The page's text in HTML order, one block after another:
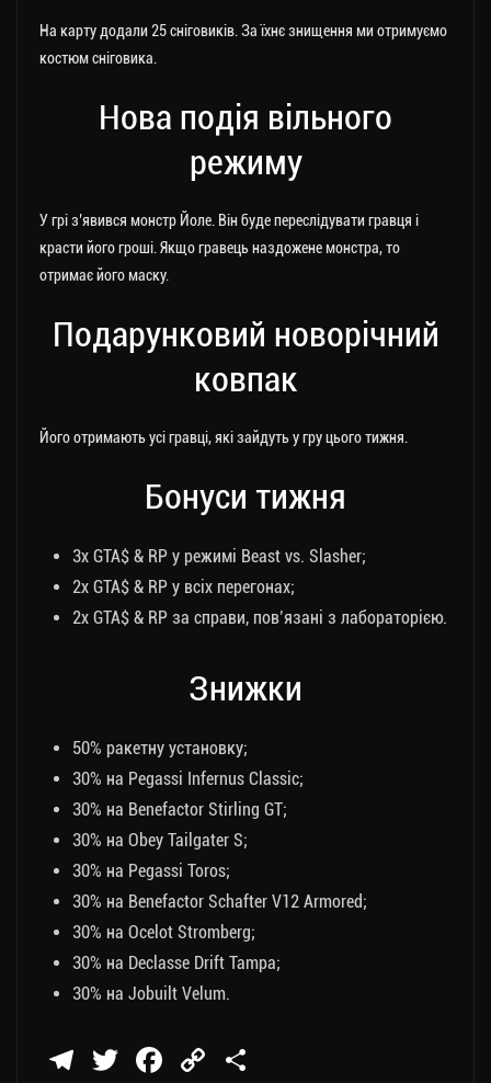
На карту додали 25 сніговиків. За їхнє знищення ми отримуємо
костюм сніговика.
Нова подія вільного
режиму
У грі з’явився монстр Йоле. Він буде переслідувати гравця і
красти його гроші. Якщо гравець наздожене монстра, то
отримає його маску.
Подарунковий новорічний
ковпак
Його отримають усі гравці, які зайдуть у гру цього тижня.
Бонуси тижня
3x GTA$ & RP у режимі Beast vs. Slasher;
2x GTA$ & RP у всіх перегонах;
2x GTA$ & RP за справи, пов’язані з лабораторією.
Знижки
50% ракетну установку;
30% на Pegassi Infernus Classic;
30% на Benefactor Stirling GT;
30% на Obey Tailgater S;
30% на Pegassi Toros;
30% на Benefactor Schafter V12 Armored;
30% на Ocelot Stromberg;
30% на Declasse Drift Tampa;
30% на Jobuilt Velum.
Te
T
Fa
C